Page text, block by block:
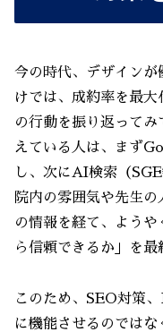
今の時代、デザインが
けでは、成約率を最
の行動を振り返って
えている人は、まず
し、次にAI検索（
院内の雰囲気や先生
の情報を経て、よう
ら信頼できるか」を最
このため、SEO対策
に機能させるのでは